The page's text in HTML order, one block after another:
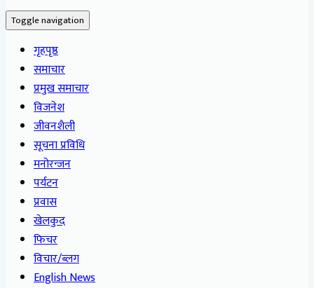
Toggle navigation
गृहपृष्ठ
समाचार
प्रमुख समाचार
विजनेश
जीवनशैली
सूचना प्रविधि
मनोरन्जन
पर्यटन
प्रवास
खेलकुद
फिचर
विचार/ब्लग
English News